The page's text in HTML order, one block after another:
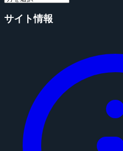
サイト情報